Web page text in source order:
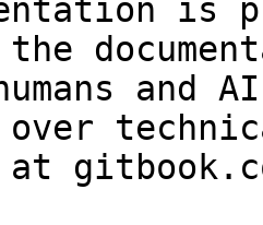
is
and
over
at